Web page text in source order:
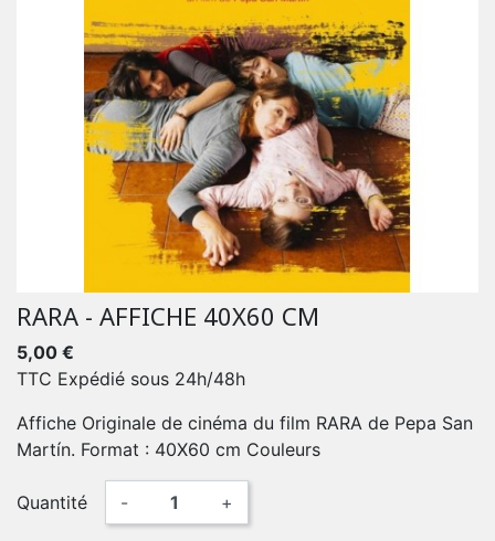
RARA - AFFICHE 40X60 CM
5,00 €
TTC Expédié sous 24h/48h
Affiche Originale de cinéma du film RARA de Pepa San
Martín. Format : 40X60 cm Couleurs
Quantité - +